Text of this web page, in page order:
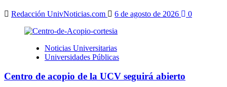
Redacción UnivNoticias.com 6 de agosto de 2026 0
Noticias Universitarias
Universidades Públicas
Centro de acopio de la UCV seguirá abierto